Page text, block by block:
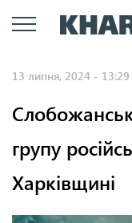
13 липня, 2024 - 13:29
групу
Харківщині